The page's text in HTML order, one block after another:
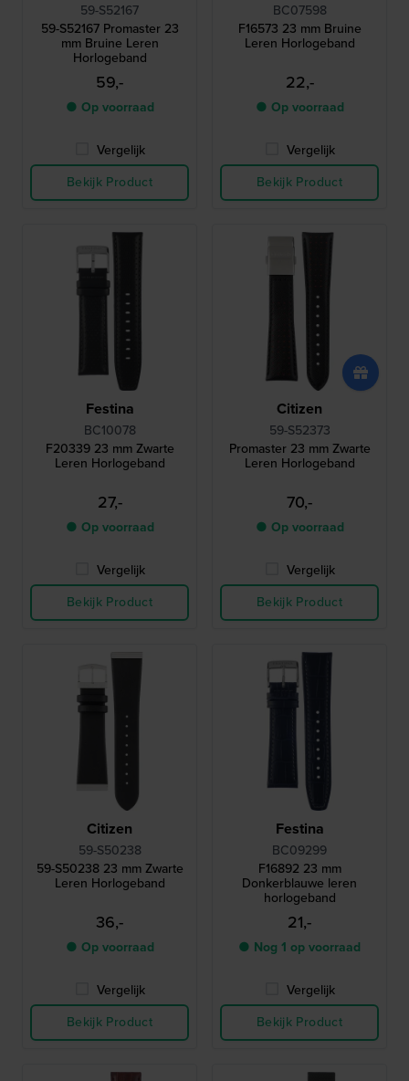
59-S52167
59-S52167 Promaster 23
mm Bruine Leren
Horlogeband
59,-
● Op voorraad
Vergelijk
Bekijk Product
BC07598
F16573 23 mm Bruine
Leren Horlogeband
22,-
● Op voorraad
Vergelijk
Bekijk Product
Festina
BC10078
F20339 23 mm Zwarte
Leren Horlogeband
27,-
● Op voorraad
Vergelijk
Bekijk Product
Citizen
59-S52373
Promaster 23 mm Zwarte
Leren Horlogeband
70,-
● Op voorraad
Vergelijk
Bekijk Product
Citizen
59-S50238
59-S50238 23 mm Zwarte
Leren Horlogeband
36,-
● Op voorraad
Vergelijk
Bekijk Product
Festina
BC09299
F16892 23 mm
Donkerblauwe leren
horlogeband
21,-
● Nog 1 op voorraad
Vergelijk
Bekijk Product